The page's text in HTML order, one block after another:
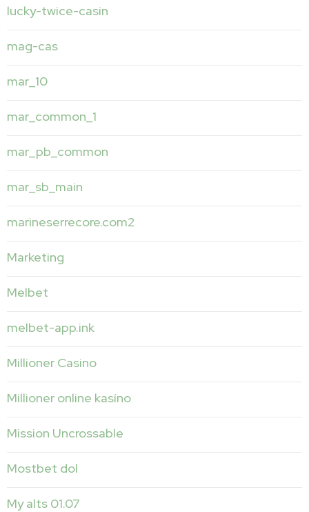
lucky-twice-casin
mag-cas
mar_10
mar_common_1
mar_pb_common
mar_sb_main
marineserrecore.com2
Marketing
Melbet
melbet-app.ink
Millioner Casino
Millioner online kasíno
Mission Uncrossable
Mostbet dol
My alts 01.07